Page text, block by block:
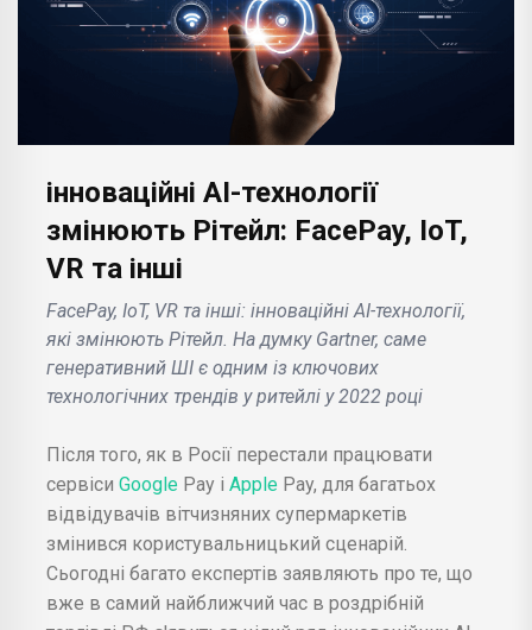
інноваційні AI-технології
змінюють Рітейл: FacePay, IoT,
VR та інші
FacePay, IoT, VR та інші: інноваційні AI-технології,
які змінюють Рітейл. На думку Gartner, саме
генеративний ШІ є одним із ключових
технологічних трендів у ритейлі у 2022 році
Після того, як в Росії перестали працювати
сервіси Google Pay і Apple Pay, для багатьох
відвідувачів вітчизняних супермаркетів
змінився користувальницький сценарій.
Сьогодні багато експертів заявляють про те, що
вже в самий найближчий час в роздрібній